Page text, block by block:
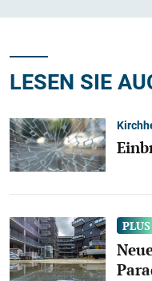
LESEN SIE